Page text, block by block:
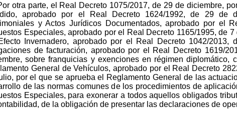
otra parte, el Real Decreto 1075/2017, de 29 de diciembre,
aprobado por el Real Decreto 1624/1992, de 29 de
y Actos Jurídicos Documentados, aprobado por el
Especiales, aprobado por el Real Decreto 1165/1995, de
Invernadero, aprobado por el Real Decreto 1042/
de facturación, aprobado por el Real Decreto 1619/
sobre franquicias y exenciones en régimen
General de Vehículos, aprobado por el Real Decreto
por el que se aprueba el Reglamento General de las
de las normas comunes de los procedimientos de
Especiales, para exonerar a todos aquellos obligados
de la obligación de presentar las declaraciones de